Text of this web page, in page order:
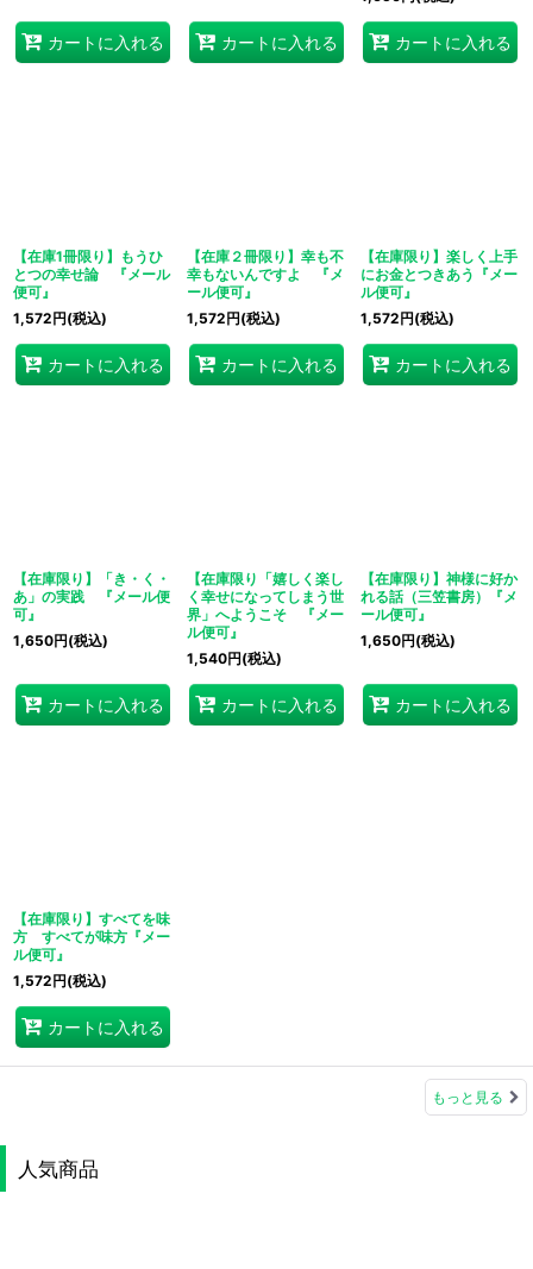
カートに入れる カートに入れる カートに入れる
【在庫1冊限り】もうひ
とつの幸せ論 『メール
便可』
1,572円(税込)
カートに入れる
【在庫２冊限り】幸も不
幸もないんですよ 『メ
ール便可』
1,572円(税込)
カートに入れる
【在庫限り】楽しく上手
にお金とつきあう『メー
ル便可』
1,572円(税込)
カートに入れる
【在庫限り】「き・く・
あ」の実践 『メール便
可』
1,650円(税込)
カートに入れる
【在庫限り「嬉しく楽し
く幸せになってしまう世
界」へようこそ 『メー
ル便可』
1,540円(税込)
カートに入れる
【在庫限り】神様に好か
れる話（三笠書房）『メ
ール便可』
1,650円(税込)
カートに入れる
【在庫限り】すべてを味
方 すべてが味方『メー
ル便可』
1,572円(税込)
カートに入れる
もっと見る
人気商品